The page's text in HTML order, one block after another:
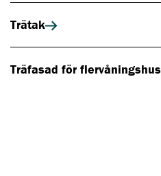
Trätak
Träfasad för flervåningshus